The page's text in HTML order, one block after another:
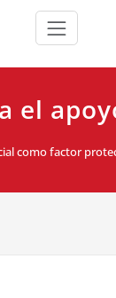
el
como factor